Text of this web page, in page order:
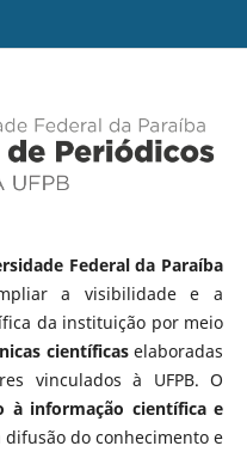
Federal da Paraíba
a visibilidade e a
da instituição por meio
científicaselaboradas
vinculados à UFPB. O
à informação científica e
do conhecimento e